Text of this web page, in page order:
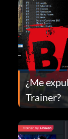
¿Me
Trainer?